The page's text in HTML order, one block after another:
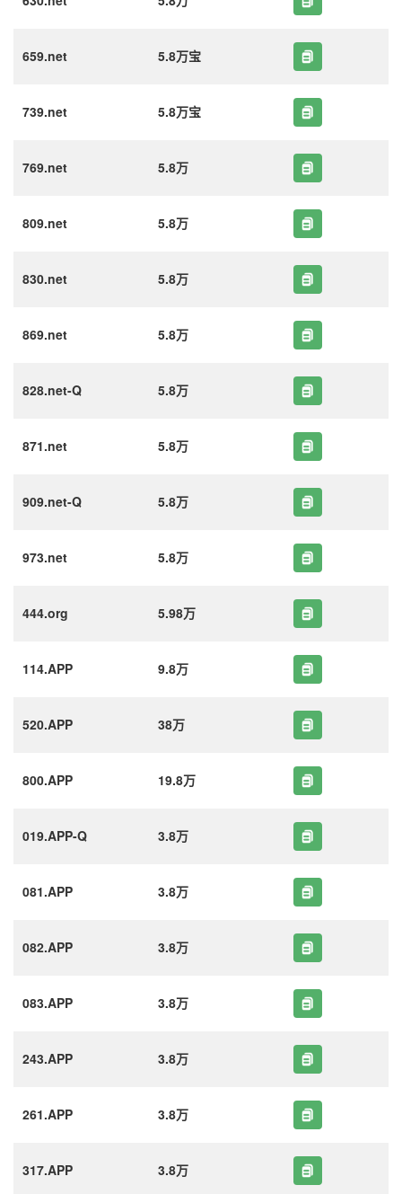
659.net 5.8万宝
739.net 5.8万宝
769.net 5.8万
809.net 5.8万
830.net 5.8万
869.net 5.8万
828.net-Q 5.8万
871.net 5.8万
909.net-Q 5.8万
973.net 5.8万
444.org 5.98万
114.APP 9.8万
520.APP 38万
800.APP 19.8万
019.APP-Q 3.8万
081.APP 3.8万
082.APP 3.8万
083.APP 3.8万
243.APP 3.8万
261.APP 3.8万
317.APP 3.8万